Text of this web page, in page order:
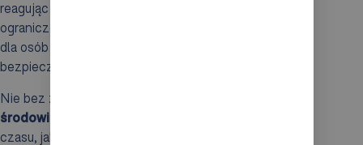
reagując na potencjalne zagrożenia. Dodatkowo,
ograniczenie dostępu do stref zautomatyzowanych
dla osób nieuprawnionych sprzyja utrzymaniu
bezpiecznych warunków.
Nie bez znaczenia są również
środowiskowe
czasu, jaki pracownicy muszą spędzać w trudnych